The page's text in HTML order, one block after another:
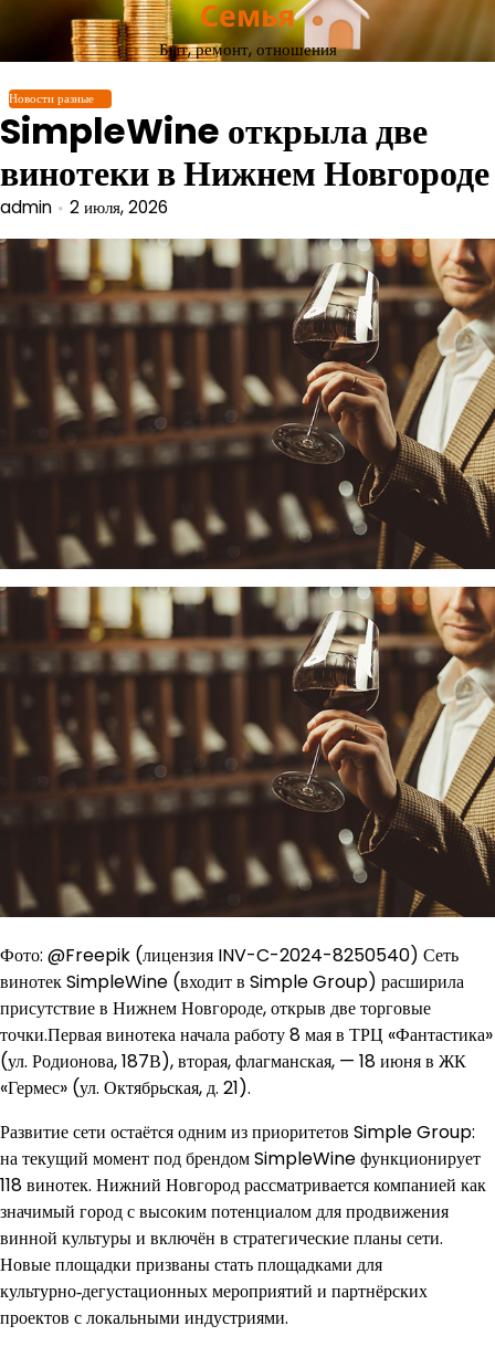
Перейти
содержимому
Семья
Быт, ремонт, отношения
Новости разные
SimpleWine открыла две
винотеки в Нижнем Новгороде
admin 2 июля, 2026
Фото: @Freepik (лицензия INV-C-2024-8250540) Сеть
винотек SimpleWine (входит в Simple Group) расширила
присутствие в Нижнем Новгороде, открыв две торговые
точки.Первая винотека начала работу 8 мая в ТРЦ «Фантастика»
(ул. Родионова, 187В), вторая, флагманская, — 18 июня в ЖК
«Гермес» (ул. Октябрьская, д. 21).
Развитие сети остаётся одним из приоритетов Simple Group:
на текущий момент под брендом SimpleWine функционирует
118 винотек. Нижний Новгород рассматривается компанией как
значимый город с высоким потенциалом для продвижения
винной культуры и включён в стратегические планы сети.
Новые площадки призваны стать площадками для
культурно‑дегустационных мероприятий и партнёрских
проектов с локальными индустриями.